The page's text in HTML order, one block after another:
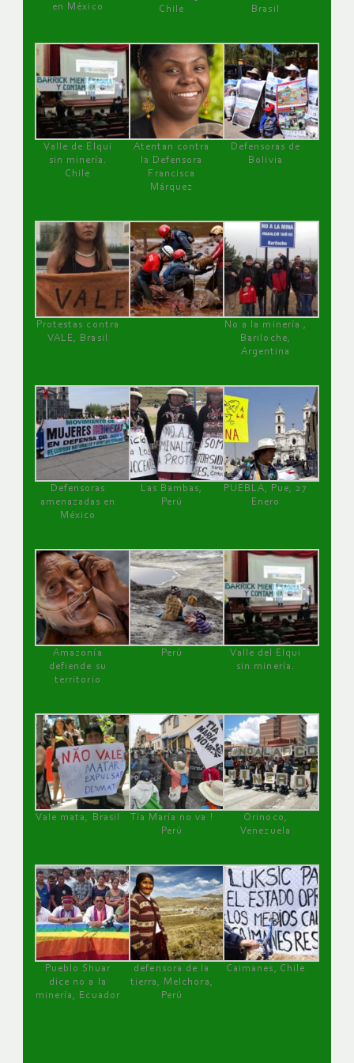
en México
Chile
Brasil
Valle de Elqui
sin minería.
Chile
Atentan contra
la Defensora
Francisca
Márquez
Defensoras de
Bolivia
Protestas contra
VALE, Brasil
No a la minería ,
Bariloche,
Argentina
Defensoras
amenazadas en
México
Las Bambas,
Perú
PUEBLA, Pue, 27
Enero
Amazonía
defiende su
territorio
Perú
Valle del Elqui
sin minería.
Vale mata, Brasil
Tía María no va !
Perú
Orinoco,
Venezuela
Pueblo Shuar
dice no a la
minería, Ecuador
defensora de la
tierra, Melchora,
Perú
Caimanes, Chile